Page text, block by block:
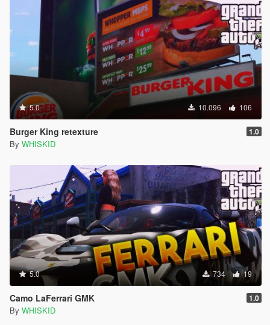
5.0 10.096 106
Burger King retexture 1.0
By WHISKID
5.0 734 19
Camo LaFerrari GMK 1.0
By WHISKID